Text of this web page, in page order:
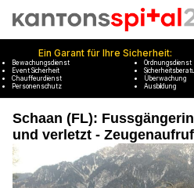
Schaan (FL):
und verletzt - Zeugenaufruf